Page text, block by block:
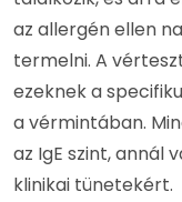
az allergén ellen
termelni. A
ezeknek a
a vérmintában.
az IgE szint, annál
klinikai tünetekért.